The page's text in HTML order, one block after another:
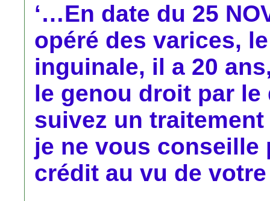
‘…En date du 25
opéré des varices,
inguinale, il a 20
le genou droit par
suivez un
je ne vous conseille
crédit au vu de